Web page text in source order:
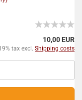
10,00 EUR
tax excl. Shipping costs